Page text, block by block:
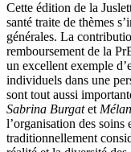
Cette édition de la
santé traite de thèmes
générales. La
remboursement de la
un excellent exemple
individuels dans une
sont tout aussi
Sabrina Burgatet
l’organisation des soins
traditionnellement